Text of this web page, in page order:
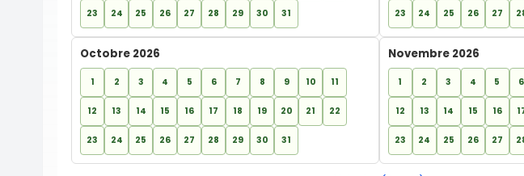
23 24 25 26 27 28 29 30 31 23 24 25 26 27
Octobre 2026
1 2 3 4 5 6 7 8 9 10 11
12 13 14 15 16 17 18 19 20 21 22
23 24 25 26 27 28 29 30 31
Novembre 2026
1 2 3 4 5 6
12 13 14 15 16
23 24 25 26 27